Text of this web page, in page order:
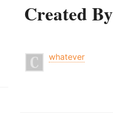
Created By
whatever